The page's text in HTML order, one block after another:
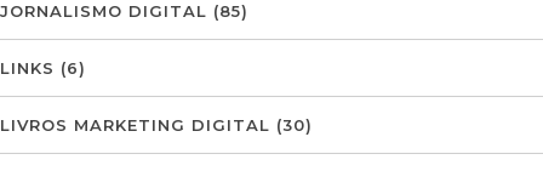
JORNALISMO DIGITAL (85)
LINKS (6)
LIVROS MARKETING DIGITAL (30)